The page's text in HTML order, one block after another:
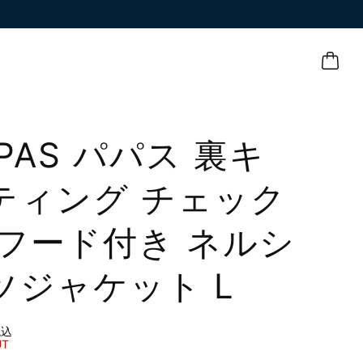
パパス 裏キ
ィング チェック
ード付き ネルシ
ジャケット L